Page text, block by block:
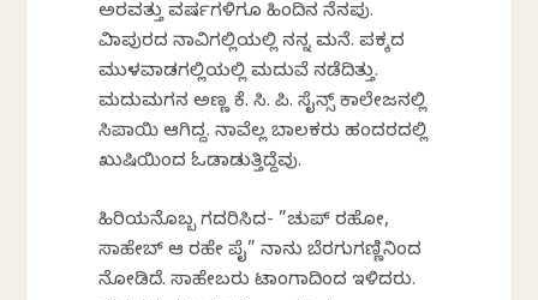
ಅರವತ್ತು ವರ್ಷಗಳಿಗೂ ಹಿಂದಿನ ನೆನಪು.
ವಿಜಾಪುರದ ನಾವಿಗಲ್ಲಿಯಲ್ಲಿ ನನ್ನ ಮನೆ. ಪಕ್ಕದ
ಮುಳವಾಡಗಲ್ಲಿಯಲ್ಲಿ ಮದುವೆ ನಡೆದಿತ್ತು.
ಮದುಮಗನ ಅಣ್ಣ ಕೆ. ಸಿ. ಪಿ. ಸೈನ್ಸ್ ಕಾಲೇಜನಲ್ಲಿ
ಸಿಪಾಯಿ ಆಗಿದ್ದ. ನಾವೆಲ್ಲ ಬಾಲಕರು ಹಂದರದಲ್ಲಿ
ಖುಷಿಯಿಂದ ಓಡಾಡುತ್ತಿದ್ದೆವು.
ಹಿರಿಯನೊಬ್ಬ ಗದರಿಸಿದ- ”ಚುಪ್ ರಹೋ,
ಸಾಹೇಬ್ ಆ ರಹೇ ಪೈ” ನಾನು ಬೆರಗುಗಣ್ಣಿನಿಂದ
ನೋಡಿದೆ. ಸಾಹೇಬರು ಟಾಂಗಾದಿಂದ ಇಳಿದರು.